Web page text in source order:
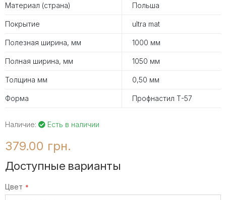
Материал (страна) Польша
Покрытие ultra mat
Полезная ширина, мм 1000 мм
Полная ширина, мм 1050 мм
Толщина мм 0,50 мм
Форма Профнастил Т-57
Наличие: Есть в наличии
379.00 грн.
Доступные варианты
Цвет